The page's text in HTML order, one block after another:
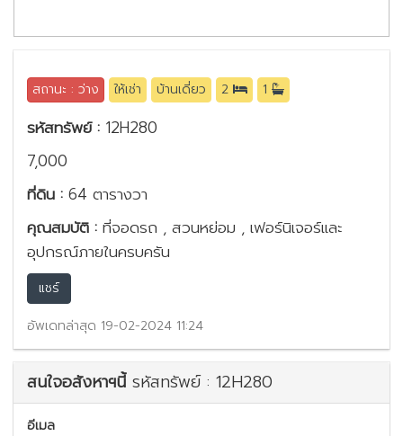
สถานะ : ว่าง ให้เช่า บ้านเดี่ยว 2 1
รหัสทรัพย์ : 12H280
7,000
ที่ดิน : 64 ตารางวา
คุณสมบัติ : ที่จอดรถ , สวนหย่อม , เฟอร์นิเจอร์และ
อุปกรณ์ภายในครบครัน
แชร์
อัพเดทล่าสุด 19-02-2024 11:24
สนใจอสังหาฯนี้รหัสทรัพย์ : 12H280
อีเมล